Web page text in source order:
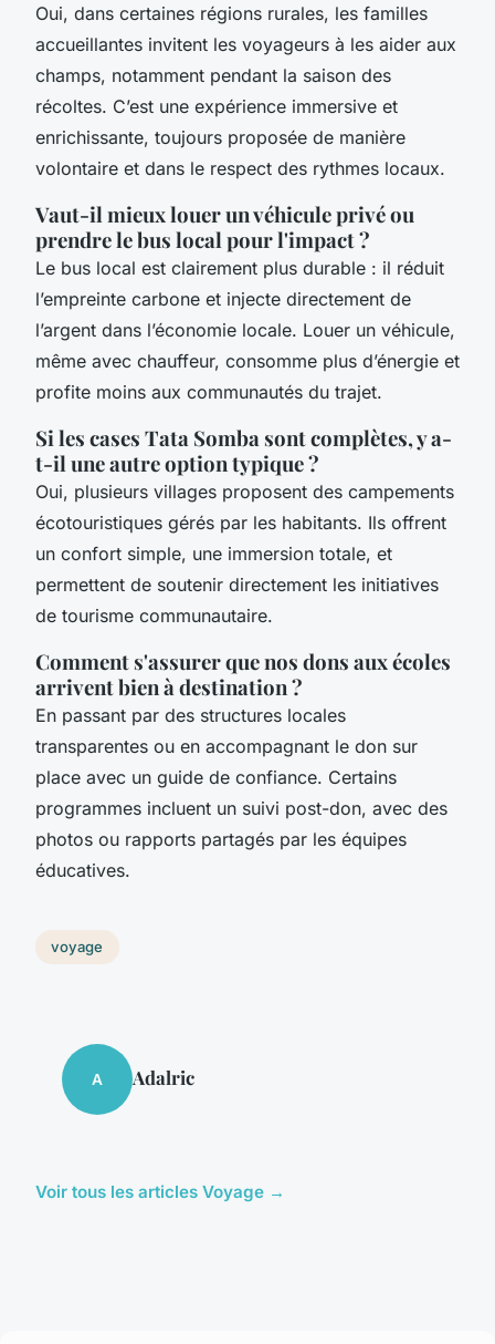
Oui, dans certaines régions rurales, les familles
accueillantes invitent les voyageurs à les aider aux
champs, notamment pendant la saison des
récoltes. C’est une expérience immersive et
enrichissante, toujours proposée de manière
volontaire et dans le respect des rythmes locaux.
Vaut-il mieux louer un véhicule privé ou
prendre le bus local pour l'impact ?
Le bus local est clairement plus durable : il réduit
l’empreinte carbone et injecte directement de
l’argent dans l’économie locale. Louer un véhicule,
même avec chauffeur, consomme plus d’énergie et
profite moins aux communautés du trajet.
Si les cases Tata Somba sont complètes, y a-
t-il une autre option typique ?
Oui, plusieurs villages proposent des campements
écotouristiques gérés par les habitants. Ils offrent
un confort simple, une immersion totale, et
permettent de soutenir directement les initiatives
de tourisme communautaire.
Comment s'assurer que nos dons aux écoles
arrivent bien à destination ?
En passant par des structures locales
transparentes ou en accompagnant le don sur
place avec un guide de confiance. Certains
programmes incluent un suivi post-don, avec des
photos ou rapports partagés par les équipes
éducatives.
voyage
A Adalric
Voir tous les articles Voyage →